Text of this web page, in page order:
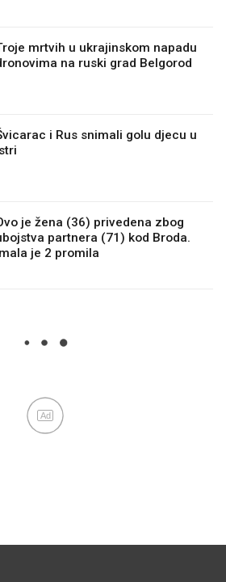
mrtvih u ukrajinskom napadu
na ruski grad Belgorod
i Rus snimali golu djecu u
je žena (36) privedena zbog
partnera (71) kod Broda.
je 2 promila
Ad